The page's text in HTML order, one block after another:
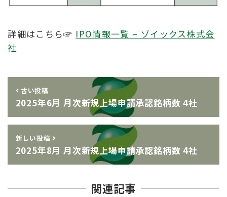
詳細はこちら☞ IPO情報一覧 – ゾイックス株式会
社
古い投稿
2025年6月 月次新規上場申請承認銘柄数 4社
新しい投稿
2025年8月 月次新規上場申請承認銘柄数 4社
関連記事